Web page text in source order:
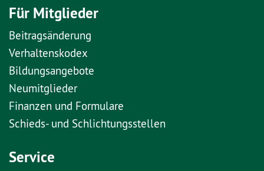
Für Mitglieder
Beitragsänderung
Verhaltenskodex
Bildungsangebote
Neumitglieder
Finanzen und Formulare
Schieds- und Schlichtungsstellen
Service